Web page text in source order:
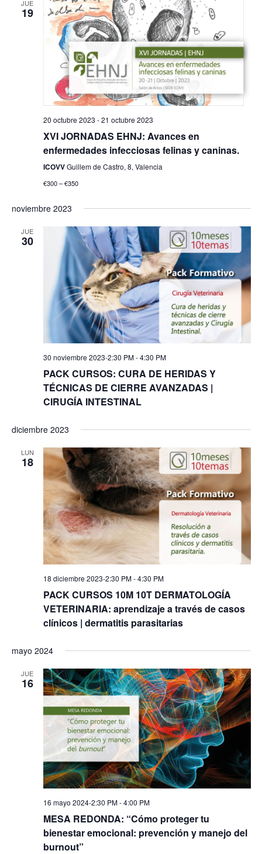
JUE
19
20 octubre 2023 -21 octubre 2023
XVI JORNADAS EHNJ: Avances en
enfermedades infecciosas felinas y caninas.
ICOVVGuillem de Castro, 8, Valencia
€300 – €350
noviembre 2023
JUE
30
30 noviembre 2023-2:30 PM-4:30 PM
PACK CURSOS: CURA DE HERIDAS Y
TÉCNICAS DE CIERRE AVANZADAS |
CIRUGÍA INTESTINAL
diciembre 2023
LUN
18
18 diciembre 2023-2:30 PM-4:30 PM
PACK CURSOS 10M 10T DERMATOLOGÍA
VETERINARIA: aprendizaje a través de casos
clínicos | dermatitis parasitarias
mayo 2024
JUE
16
16 mayo 2024-2:30 PM-4:00 PM
MESA REDONDA: “Cómo proteger tu
bienestar emocional: prevención y manejo del
burnout”